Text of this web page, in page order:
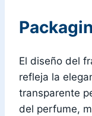
El diseño del
refleja la
transparente
del perfume,